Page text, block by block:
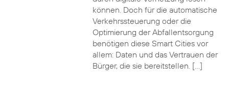
können. Doch für die automatische
Verkehrssteuerung oder die
Optimierung der Abfallentsorgung
benötigen diese Smart Cities vor
allem: Daten und das Vertrauen der
Bürger, die sie bereitstellen. […]